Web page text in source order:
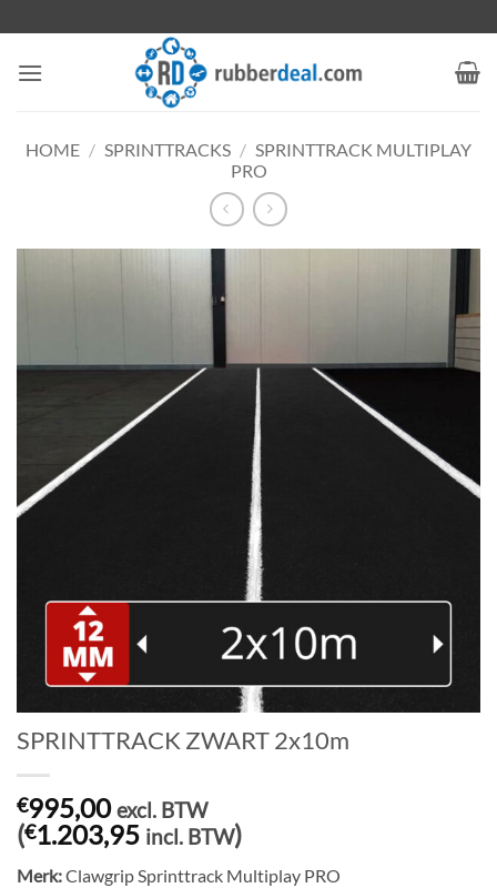
naar
inhoud
HOME / SPRINTTRACKS / SPRINTTRACK MULTIPLAY
PRO
SPRINTTRACK ZWART 2x10m
€995,00 excl. BTW
(€1.203,95 incl. BTW)
Merk:Clawgrip Sprinttrack Multiplay PRO